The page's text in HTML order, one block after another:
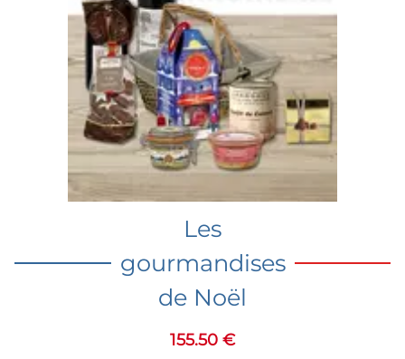
Les
gourmandises
de Noël
155.50 €